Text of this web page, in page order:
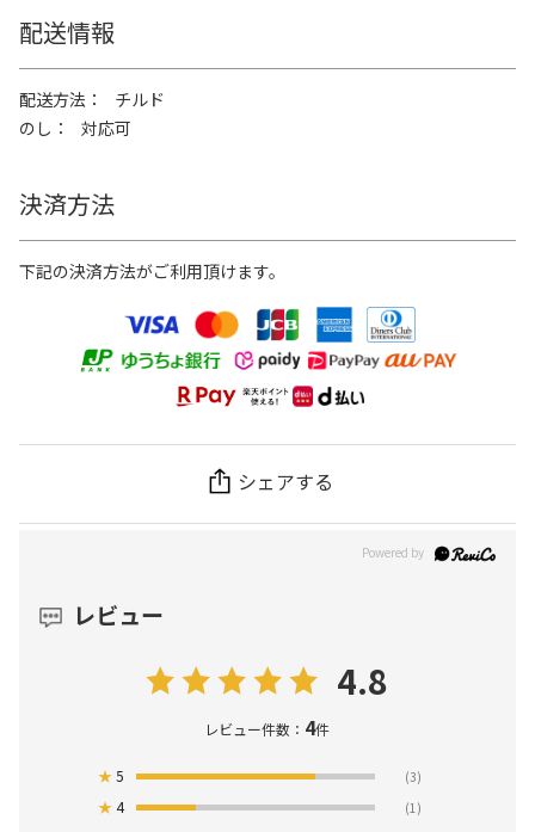
配送情報
配送方法
チルド
のし
対応可
決済方法
下記の決済方法がご利用頂けます。
シェアする
レビュー
4.8
レビュー件数： 4件
★5 (3)
★4 (1)